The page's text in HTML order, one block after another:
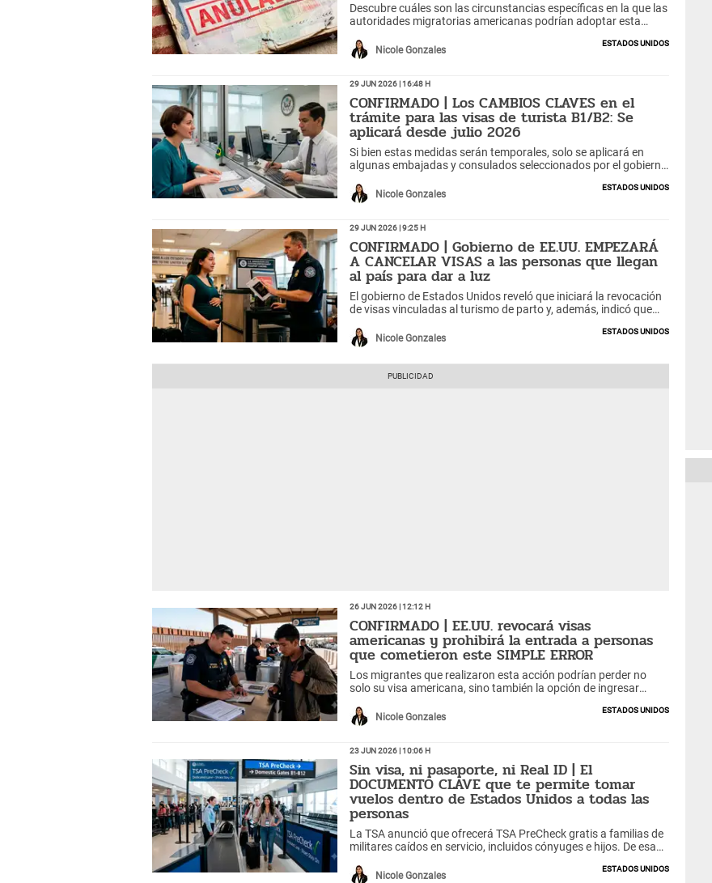
Descubre cuáles son las circunstancias específicas en la que las
autoridades migratorias americanas podrían adoptar esta
Nicole Gonzales
Estados Unidos
29 Jun 2026 | 16:48 h
CONFIRMADO | Los CAMBIOS CLAVES en el
trámite para las visas de turista B1/B2: Se
aplicará desde julio 2026
Si bien estas medidas serán temporales, solo se aplicará en
algunas embajadas y consulados seleccionados por el gobierno
Nicole Gonzales
Estados Unidos
29 Jun 2026 | 9:25 h
CONFIRMADO | Gobierno de EE.UU. EMPEZARÁ
A CANCELAR VISAS a las personas que llegan
al país para dar a luz
El gobierno de Estados Unidos reveló que iniciará la revocación
de visas vinculadas al turismo de parto y, además, indicó que
Nicole Gonzales
Estados Unidos
26 Jun 2026 | 12:12 h
CONFIRMADO | EE.UU. revocará visas
americanas y prohibirá la entrada a personas
que cometieron este SIMPLE ERROR
Los migrantes que realizaron esta acción podrían perder no
solo su visa americana, sino también la opción de ingresar
Nicole Gonzales
Estados Unidos
23 Jun 2026 | 10:06 h
Sin visa, ni pasaporte, ni Real ID | El
DOCUMENTO CLAVE que te permite tomar
vuelos dentro de Estados Unidos a todas las
personas
La TSA anunció que ofrecerá TSA PreCheck gratis a familias de
militares caídos en servicio, incluidos cónyuges e hijos. De esa
Nicole Gonzales
Estados Unidos